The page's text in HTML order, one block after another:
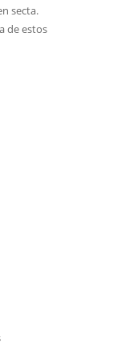
secta.
de estos